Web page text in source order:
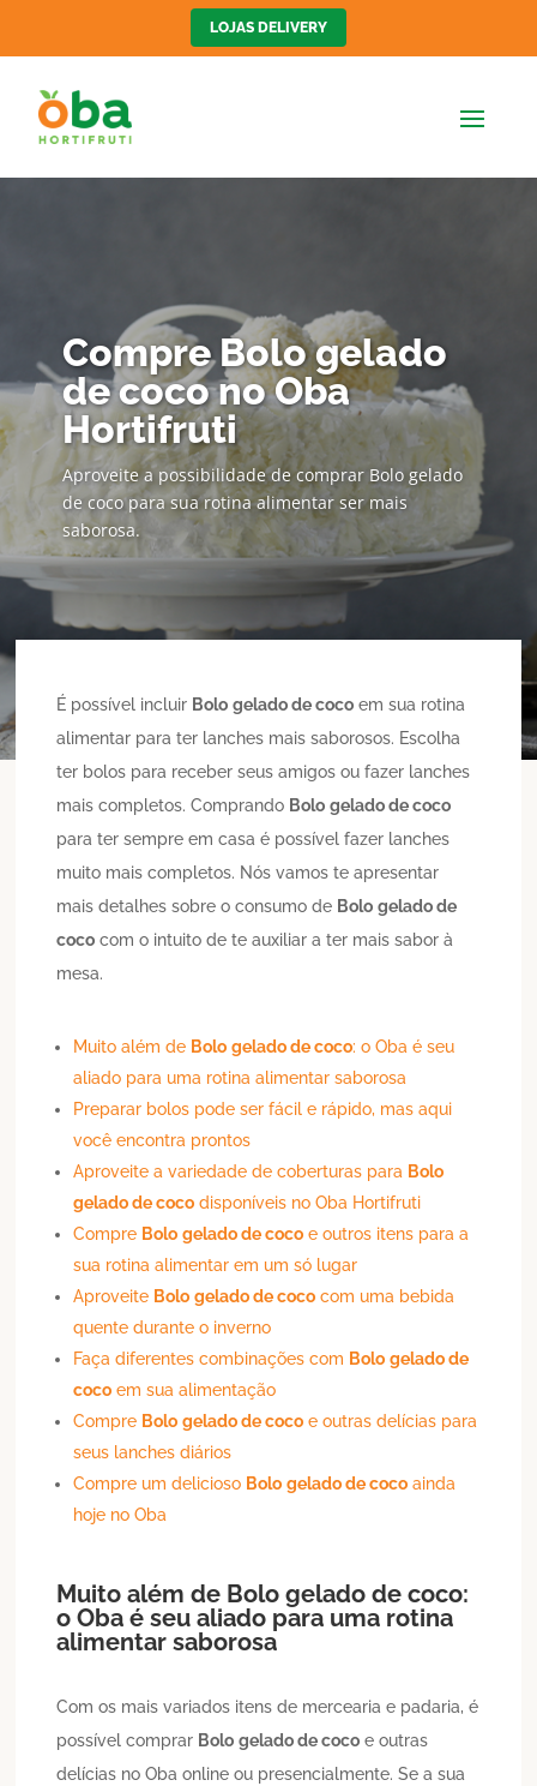
LOJAS DELIVERY
Compre Bolo gelado
de coco no Oba
Hortifruti
Aproveite a possibilidade de comprar Bolo gelado
de coco para sua rotina alimentar ser mais
saborosa.
É possível incluir Bolo gelado de coco em sua rotina
alimentar para ter lanches mais saborosos. Escolha
ter bolos para receber seus amigos ou fazer lanches
mais completos. Comprando Bolo gelado de coco
para ter sempre em casa é possível fazer lanches
muito mais completos. Nós vamos te apresentar
mais detalhes sobre o consumo de Bolo gelado de
coco com o intuito de te auxiliar a ter mais sabor à
mesa.
Muito além de Bolo gelado de coco: o Oba é seu
aliado para uma rotina alimentar saborosa
Preparar bolos pode ser fácil e rápido, mas aqui
você encontra prontos
Aproveite a variedade de coberturas para Bolo
gelado de coco disponíveis no Oba Hortifruti
Compre Bolo gelado de coco e outros itens para a
sua rotina alimentar em um só lugar
Aproveite Bolo gelado de coco com uma bebida
quente durante o inverno
Faça diferentes combinações com Bolo gelado de
coco em sua alimentação
Compre Bolo gelado de coco e outras delícias para
seus lanches diários
Compre um delicioso Bolo gelado de coco ainda
hoje no Oba
Muito além de Bolo gelado de coco:
o Oba é seu aliado para uma rotina
alimentar saborosa
Com os mais variados itens de mercearia e padaria, é
possível comprar Bolo gelado de coco e outras
delícias no Oba online ou presencialmente. Se a sua